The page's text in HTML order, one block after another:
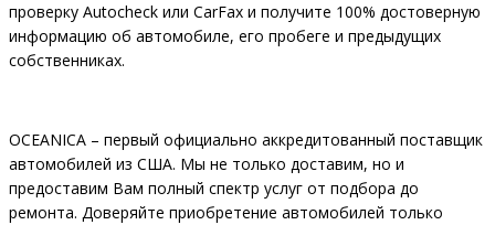
проверку Autocheck или CarFax и получите 100% достоверную
информацию об автомобиле, его пробеге и предыдущих
собственниках.
OCEANIСA – первый официально аккредитованный поставщик
автомобилей из США. Мы не только доставим, но и
предоставим Вам полный спектр услуг от подбора до
ремонта. Доверяйте приобретение автомобилей только